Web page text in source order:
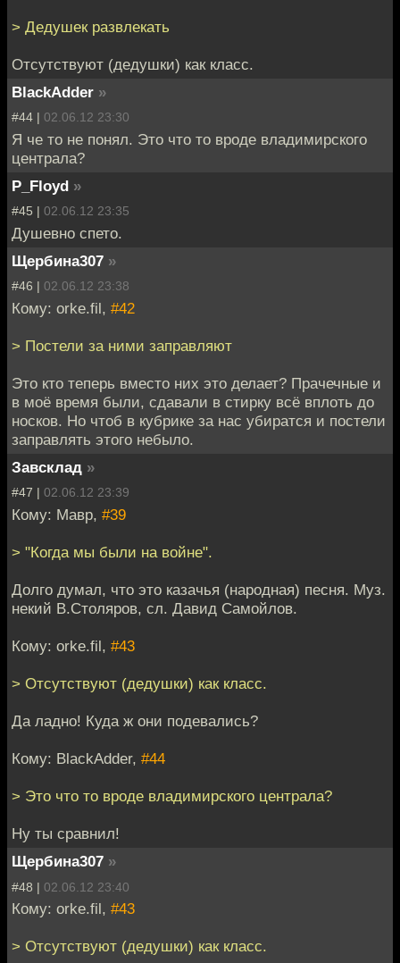
> Дедушек развлекать
Отсутствуют (дедушки) как класс.
BlackAdder »
#44 | 02.06.12 23:30
Я че то не понял. Это что то вроде владимирского
централа?
P_Floyd »
#45 | 02.06.12 23:35
Душевно спето.
Щербина307 »
#46 | 02.06.12 23:38
Кому: orke.fil, #42
> Постели за ними заправляют
Это кто теперь вместо них это делает? Прачечные и
в моё время были, сдавали в стирку всё вплоть до
носков. Но чтоб в кубрике за нас убиратся и постели
заправлять этого небыло.
Завсклад »
#47 | 02.06.12 23:39
Кому: Мавр, #39
> "Когда мы были на войне".
Долго думал, что это казачья (народная) песня. Муз.
некий В.Столяров, сл. Давид Самойлов.
Кому: orke.fil, #43
> Отсутствуют (дедушки) как класс.
Да ладно! Куда ж они подевались?
Кому: BlackAdder, #44
> Это что то вроде владимирского централа?
Ну ты сравнил!
Щербина307 »
#48 | 02.06.12 23:40
Кому: orke.fil, #43
> Отсутствуют (дедушки) как класс.